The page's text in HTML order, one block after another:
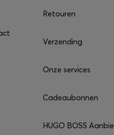
Retouren
Verzending
Onze services
Cadeaubonnen
HUGO BOSS